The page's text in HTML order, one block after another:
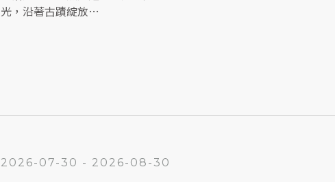
光，沿著古蹟綻放
2026-07-30 - 2026-08-30